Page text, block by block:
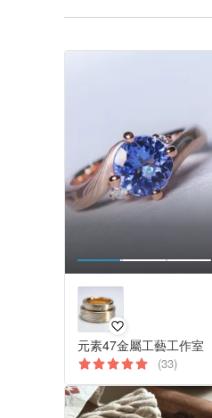
元素47金屬工藝工作室
(33)